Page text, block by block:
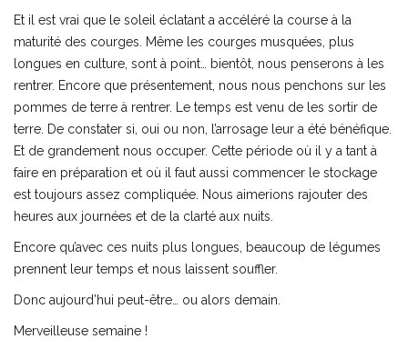
Et il est vrai que le soleil éclatant a accéléré la course à la
maturité des courges. Même les courges musquées, plus
longues en culture, sont à point… bientôt, nous penserons à les
rentrer. Encore que présentement, nous nous penchons sur les
pommes de terre à rentrer. Le temps est venu de les sortir de
terre. De constater si, oui ou non, l’arrosage leur a été bénéfique.
Et de grandement nous occuper. Cette période où il y a tant à
faire en préparation et où il faut aussi commencer le stockage
est toujours assez compliquée. Nous aimerions rajouter des
heures aux journées et de la clarté aux nuits.
Encore qu’avec ces nuits plus longues, beaucoup de légumes
prennent leur temps et nous laissent souffler.
Donc aujourd’hui peut-être… ou alors demain.
Merveilleuse semaine !